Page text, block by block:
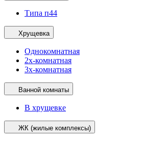
Типа п44
Хрущевка
Однокомнатная
2х-комнатная
3х-комнатная
Ванной комнаты
В хрущевке
ЖК (жилые комплексы)